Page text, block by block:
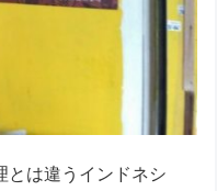
とは違うインドネシ